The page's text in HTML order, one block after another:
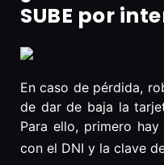
SUBE por
En caso de pérdida,
de dar de baja la
Para ello, primero
con el DNI y la clave